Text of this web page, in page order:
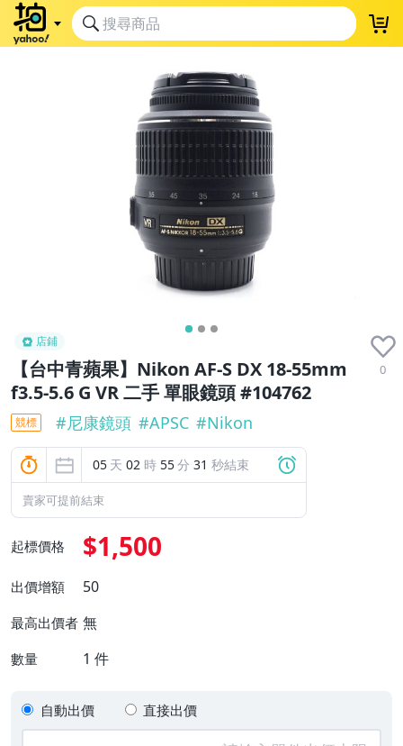
店鋪
【台中青蘋果】Nikon AF-S DX 18-55mm
f3.5-5.6 G VR 二手 單眼鏡頭 #104762
0
競標 #尼康鏡頭 #APSC #Nikon
05 天 02 時 55分 31 秒結束
賣家可提前結束
起標價格 $1,500
出價增額 50
最高出價者 無
數量 1 件
自動出價 直接出價